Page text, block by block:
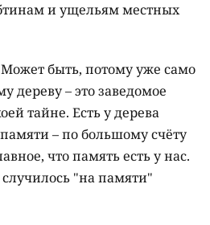
и ущельям местных
быть, потому уже само
дереву – это заведомое
тайне. Есть у дерева
– по большому счёту
что память есть у нас.
"на памяти"